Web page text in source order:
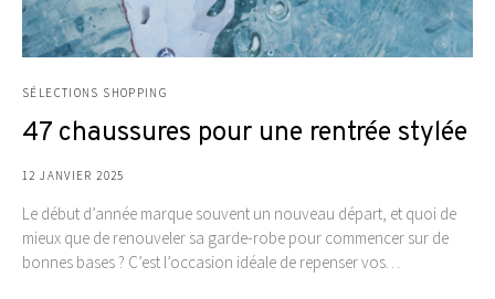
SÉLECTIONS SHOPPING
47 chaussures pour une rentrée stylée
12 JANVIER 2025
Le début d’année marque souvent un nouveau départ, et quoi de
mieux que de renouveler sa garde-robe pour commencer sur de
bonnes bases ? C’est l’occasion idéale de repenser vos…